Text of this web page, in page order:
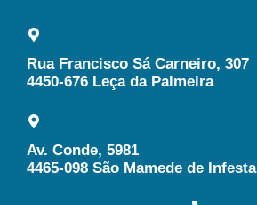
Rua Francisco Sá Carneiro, 307
4450-676 Leça da Palmeira
Av. Conde, 5981
4465-098 São Mamede de Infesta